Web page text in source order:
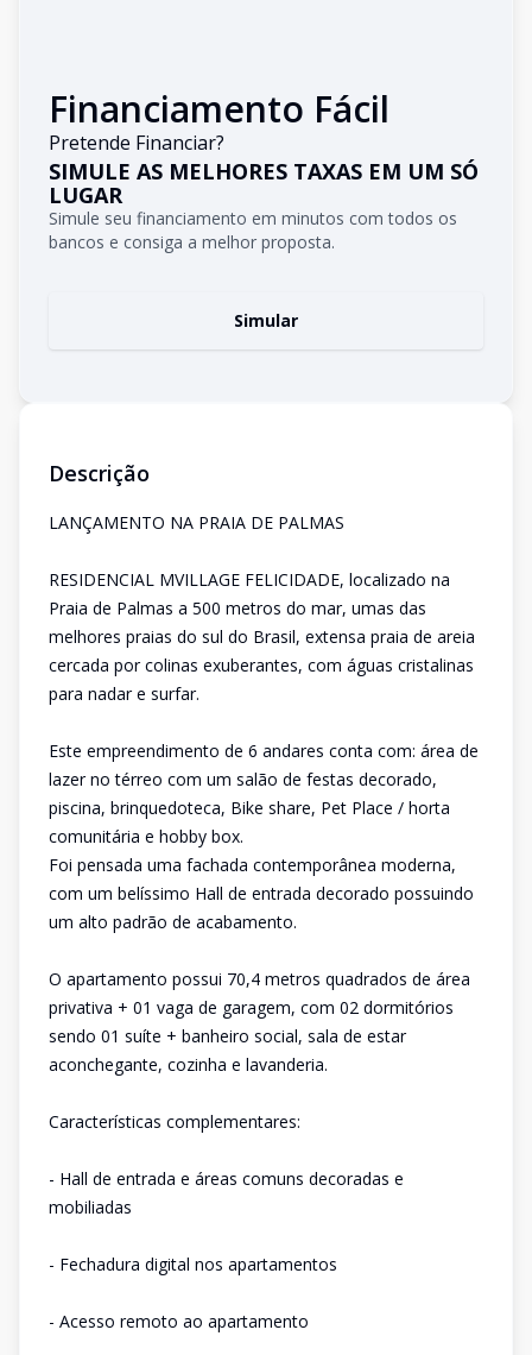
Financiamento Fácil
Pretende Financiar?
SIMULE AS MELHORES TAXAS EM UM SÓ
LUGAR
Simule seu financiamento em minutos com todos os
bancos e consiga a melhor proposta.
Simular
Descrição
LANÇAMENTO NA PRAIA DE PALMAS
RESIDENCIAL MVILLAGE FELICIDADE, localizado na
Praia de Palmas a 500 metros do mar, umas das
melhores praias do sul do Brasil, extensa praia de areia
cercada por colinas exuberantes, com águas cristalinas
para nadar e surfar.
Este empreendimento de 6 andares conta com: área de
lazer no térreo com um salão de festas decorado,
piscina, brinquedoteca, Bike share, Pet Place / horta
comunitária e hobby box.
Foi pensada uma fachada contemporânea moderna,
com um belíssimo Hall de entrada decorado possuindo
um alto padrão de acabamento.
O apartamento possui 70,4 metros quadrados de área
privativa + 01 vaga de garagem, com 02 dormitórios
sendo 01 suíte + banheiro social, sala de estar
aconchegante, cozinha e lavanderia.
Características complementares:
- Hall de entrada e áreas comuns decoradas e
mobiliadas
- Fechadura digital nos apartamentos
- Acesso remoto ao apartamento